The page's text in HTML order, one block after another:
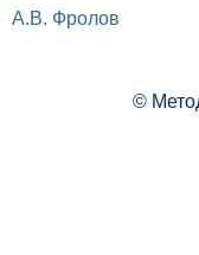
А.В. Фролов
©